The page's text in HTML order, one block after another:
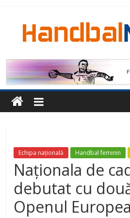
Echipa națională Handbal feminin
Naționala de
debutat cu
Openul